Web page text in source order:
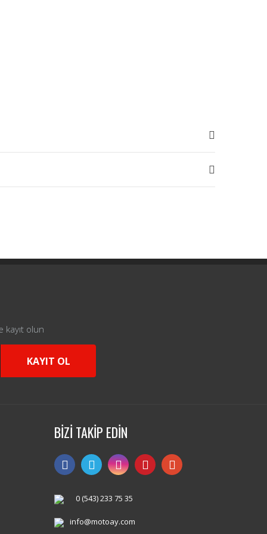
kayıt olun
KAYIT OL
BİZİ TAKİP EDİN
0 (543) 233 75 35
info@motoay.com